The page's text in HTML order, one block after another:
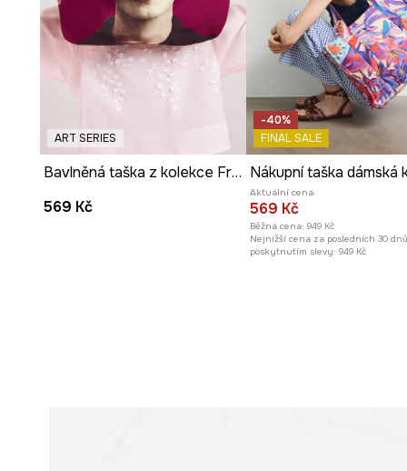
Vnitřníkapsa na zippřispívá k bezpečnému uložení
Přítomnost podšívky
chrání vnitřek kabelky a
čistotě.
Vícebarevný design
dodává kabelce výraznost a
charakter.
ART SERIES
Bavlněná taška z kolekce Frida
569 Kč
-40%
FINAL SALE
Aktuální cena:
569 Kč
Běžná cena: 949 Kč
Nejnižší cena za posledních 30
poskytnutím slevy: 949 Kč